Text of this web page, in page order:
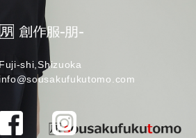
Fuji-shi,Shizuoka
info@sousakufukutomo.com